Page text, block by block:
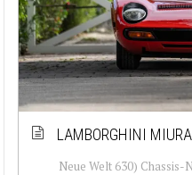
LAMBORGHINI
Neue Welt 630)